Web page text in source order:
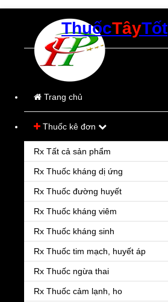
Thời gian làm việc:
ThuốcTâyTốt
Trang chủ
Thuốc kê đơn
Rx Tất cả sản phẩm
Rx Thuốc kháng dị ứng
Rx Thuốc đường huyết
Rx Thuốc kháng viêm
Rx Thuốc kháng sinh
Rx Thuốc tim mạch, huyết áp
Rx Thuốc ngừa thai
Rx Thuốc cảm lạnh, ho